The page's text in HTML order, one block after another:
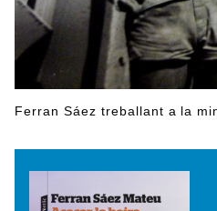
Ferran Sáez treballant a la